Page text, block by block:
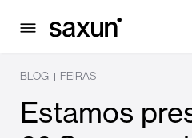
BLOG | FEIRAS
Estamos